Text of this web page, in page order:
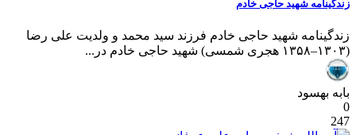
زندگینامه شهید حاجی خادم
زندگینامه شهید حاجی خادم فرزند سید محمد و ولدیت علی رضا
(۱۳۰۳–۱۳۵۸ هجری شمسی) شهید حاجی خادم در...
بابه بهسود
0
247